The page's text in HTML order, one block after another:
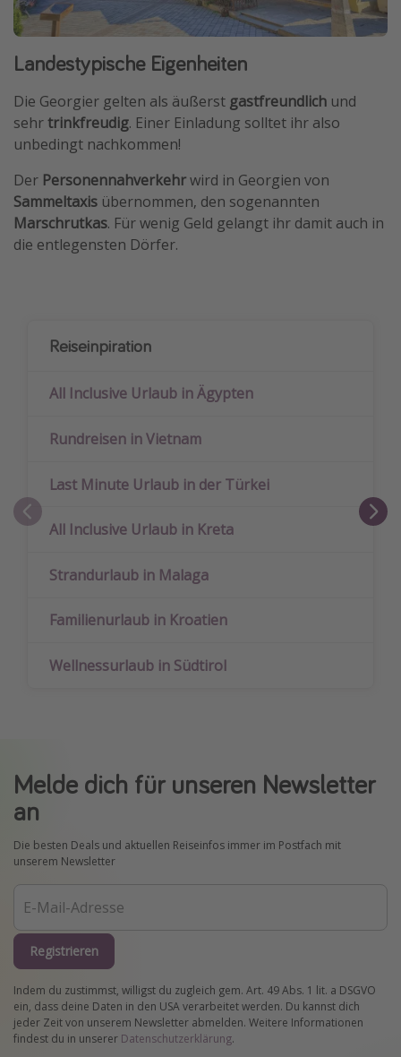
Landestypische Eigenheiten
Die Georgier gelten als äußerst gastfreundlich und
sehrtrinkfreudig. Einer Einladung solltet ihr also
unbedingt nachkommen!
Der Personennahverkehrwird in Georgien von
Sammeltaxis übernommen, den sogenannten
Marschrutkas. Für wenig Geld gelangt ihr damit auch in
die entlegensten Dörfer.
Reiseinpiration
All Inclusive Urlaub in Ägypten
Rundreisen in Vietnam
Last Minute Urlaub in der Türkei
All Inclusive Urlaub in Kreta
Strandurlaub in Malaga
Familienurlaub in Kroatien
Wellnessurlaub in Südtirol
Melde dich für unseren Newsletter
an
Die besten Deals und aktuellen Reiseinfos immer im Postfach mit
unserem Newsletter
Registrieren
Indem du zustimmst, willigst du zugleich gem. Art. 49 Abs. 1 lit. a DSGVO
ein, dass deine Daten in den USA verarbeitet werden. Du kannst dich
jeder Zeit von unserem Newsletter abmelden. Weitere Informationen
findest du in unserer Datenschutzerklärung.